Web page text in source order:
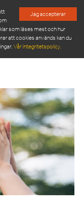
Jag accepterar
som läses mest och hur
att cookies används kan du
Vår integritetspolicy.